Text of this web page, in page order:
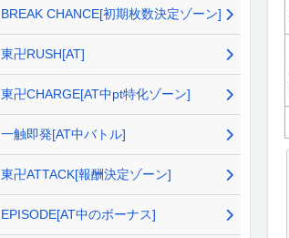
BREAK CHANCE[初期枚数決定ゾーン]
東卍RUSH[AT]
東卍CHARGE[AT中pt特化ゾーン]
一触即発[AT中バトル]
東卍ATTACK[報酬決定ゾーン]
EPISODE[AT中のボーナス]